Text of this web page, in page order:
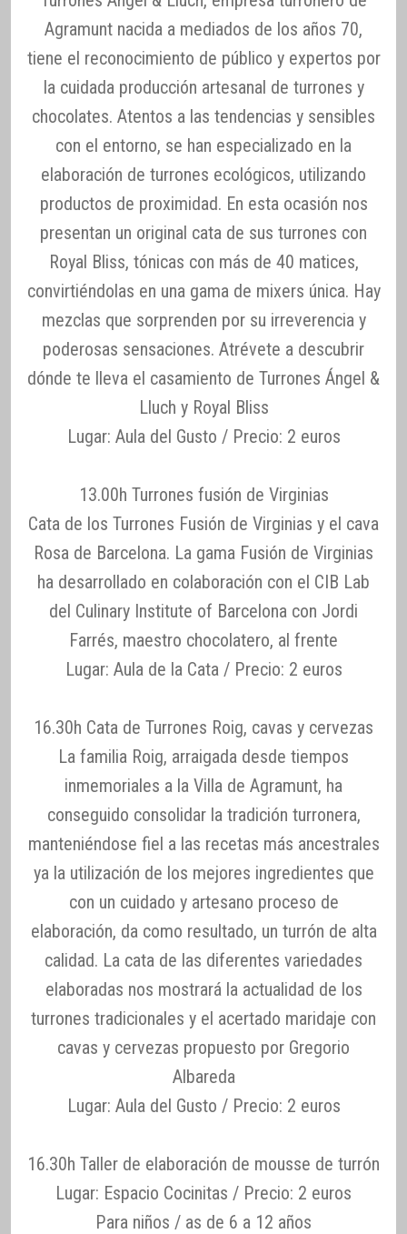
Agramunt nacida a mediados de los años 70,
tiene el reconocimiento de público y expertos por
la cuidada producción artesanal de turrones y
chocolates. Atentos a las tendencias y sensibles
con el entorno, se han especializado en la
elaboración de turrones ecológicos, utilizando
productos de proximidad. En esta ocasión nos
presentan un original cata de sus turrones con
Royal Bliss, tónicas con más de 40 matices,
convirtiéndolas en una gama de mixers única. Hay
mezclas que sorprenden por su irreverencia y
poderosas sensaciones. Atrévete a descubrir
dónde te lleva el casamiento de Turrones Ángel &
Lluch y Royal Bliss
Lugar: Aula del Gusto / Precio: 2 euros
13.00h Turrones fusión de Virginias
Cata de los Turrones Fusión de Virginias y el cava
Rosa de Barcelona. La gama Fusión de Virginias
ha desarrollado en colaboración con el CIB Lab
del Culinary Institute of Barcelona con Jordi
Farrés, maestro chocolatero, al frente
Lugar: Aula de la Cata / Precio: 2 euros
16.30h Cata de Turrones Roig, cavas y cervezas
La familia Roig, arraigada desde tiempos
inmemoriales a la Villa de Agramunt, ha
conseguido consolidar la tradición turronera,
manteniéndose fiel a las recetas más ancestrales
ya la utilización de los mejores ingredientes que
con un cuidado y artesano proceso de
elaboración, da como resultado, un turrón de alta
calidad. La cata de las diferentes variedades
elaboradas nos mostrará la actualidad de los
turrones tradicionales y el acertado maridaje con
cavas y cervezas propuesto por Gregorio
Albareda
Lugar: Aula del Gusto / Precio: 2 euros
16.30h Taller de elaboración de mousse de turrón
Lugar: Espacio Cocinitas / Precio: 2 euros
Para niños / as de 6 a 12 años